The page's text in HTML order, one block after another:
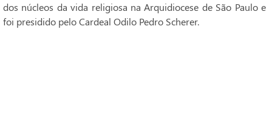
dos núcleos da vida religiosa na Arquidiocese de São Paulo e
foi presidido pelo Cardeal Odilo Pedro Scherer.